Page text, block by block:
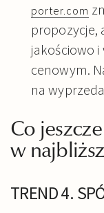
porter.com
propozycje,
jakościowo
cenowym.
na
Co
w
TREND 4.